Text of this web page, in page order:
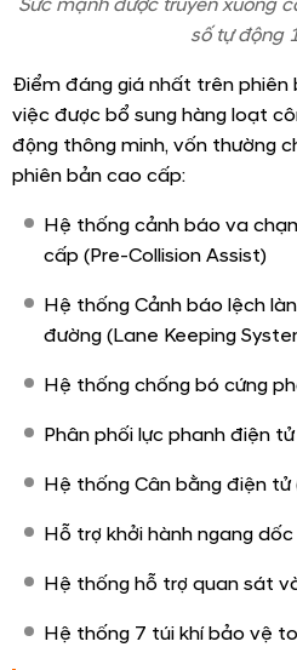
Hàng ghế thứ 2 của Ford
Everest Active được bố trí hệ
đảm bảo mọi thiết bị điện tử
đầy năng lượng:
Gương chiếu hậu trong xe:
sạc USB Type-A ngay trên
phải đi dây điện rườm rà
Sạc không dây : Bố trí sẵn
vực điều khiển trung tâm.
Hàng ghế trước và thứ 2: